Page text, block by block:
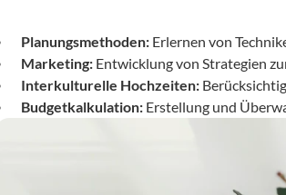
Planungsmethoden: Erlernen von
Marketing: Entwicklung von Strategien
Interkulturelle Hochzeiten:
Budgetkalkulation: Erstellung und